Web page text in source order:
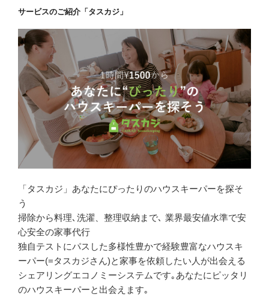
サービスのご紹介「タスカジ」
「タスカジ」あなたにぴったりのハウスキーパーを探そ
う
掃除から料理､洗濯、整理収納まで､ 業界最安値水準で安
心安全の家事代行
独自テストにパスした多様性豊かで経験豊富なハウスキ
ーパー(=タスカジさん)と家事を依頼したい人が出会える
シェアリングエコノミーシステムです｡あなたにピッタリ
のハウスキーパーと出会えます｡